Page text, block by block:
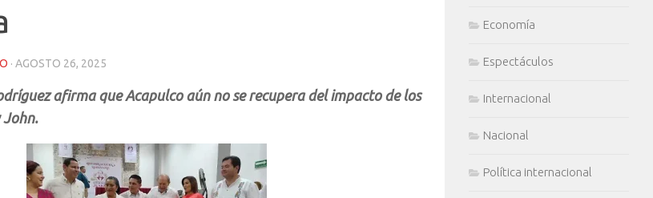
· AGOSTO 26, 2025
afirma que Acapulco aún no se recupera del impacto de los
John.
Economía
Espectáculos
Internacional
Nacional
Política internacional